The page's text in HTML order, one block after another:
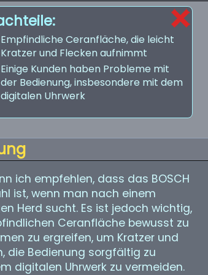
Empfindliche Ceranfläche, die leicht
Kratzer und Flecken aufnimmt
Einige Kunden haben Probleme mit
der Bedienung, insbesondere mit dem
digitalen Uhrwerk
ich empfehlen, dass das BOSCH
ist, wenn man nach einem
Herd sucht. Es ist jedoch wichtig,
Ceranfläche bewusst zu
zu ergreifen, um Kratzer und
die Bedienung sorgfältig zu
digitalen Uhrwerk zu vermeiden.